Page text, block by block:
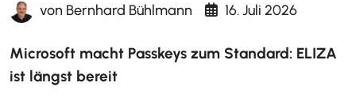
von Bernhard Bühlmann 16. Juli 2026
Microsoft macht Passkeys zum Standard: ELIZA
ist längst bereit